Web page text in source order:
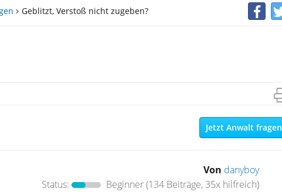
Geblitzt, Verstoß nicht zugeben?
Jetzt Anwalt fragen
Von danyboy
Status:
Beginner(134 Beiträge, 35x hilfreich)